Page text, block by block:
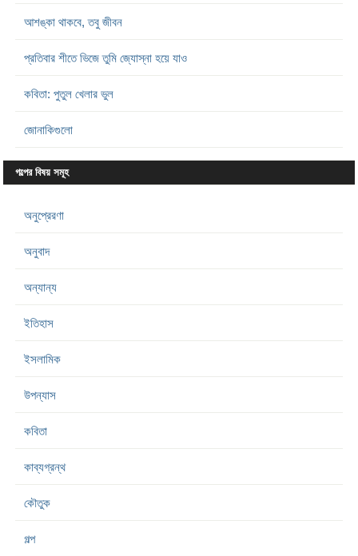
আশঙ্কা থাকবে, তবু জীবন
প্রতিবার শীতে ভিজে তুমি জ্যোস্না হয়ে যাও
কবিতা: পুতুল খেলার ভুল
জোনাকিগুলো
গল্পের বিষয় সমূহ
অনুপ্রেরণা
অনুবাদ
অন্যান্য
ইতিহাস
ইসলামিক
উপন্যাস
কবিতা
কাব্যগ্রন্থ
কৌতুক
গল্প